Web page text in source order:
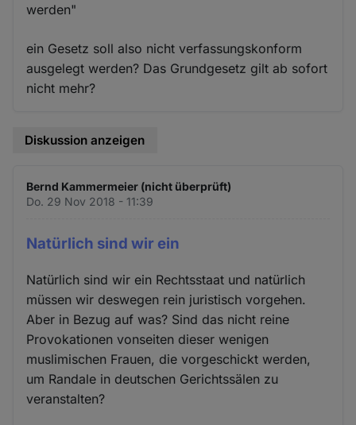
werden"
ein Gesetz soll also nicht verfassungskonform
ausgelegt werden? Das Grundgesetz gilt ab sofort
nicht mehr?
Diskussion anzeigen
Bernd Kammermeier (nicht überprüft)
Do. 29 Nov 2018 - 11:39
Natürlich sind wir ein
Natürlich sind wir ein Rechtsstaat und natürlich
müssen wir deswegen rein juristisch vorgehen.
Aber in Bezug auf was? Sind das nicht reine
Provokationen vonseiten dieser wenigen
muslimischen Frauen, die vorgeschickt werden,
um Randale in deutschen Gerichtssälen zu
veranstalten?